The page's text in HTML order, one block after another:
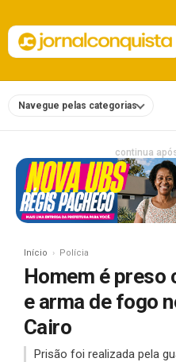
Navegue pelas categorias
continua
Início Polícia
Homem é preso
e arma de fogo
Cairo
Prisão foi realizada pela